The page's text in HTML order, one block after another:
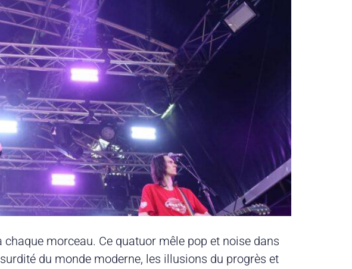
morceau. Ce quatuor mêle pop et noise dans
du monde moderne, les illusions du progrès et